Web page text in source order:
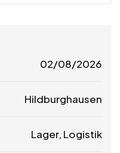
02/08/2026
Hildburghausen
Lager, Logistik